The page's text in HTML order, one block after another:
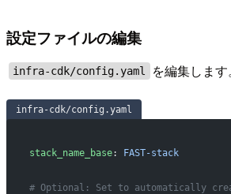
設定ファイルの編集
infra-cdk/config.yaml を編集します。
infra-cdk/config.yaml
stack_name_base: FAST-stack
# Optional: Set to automatically